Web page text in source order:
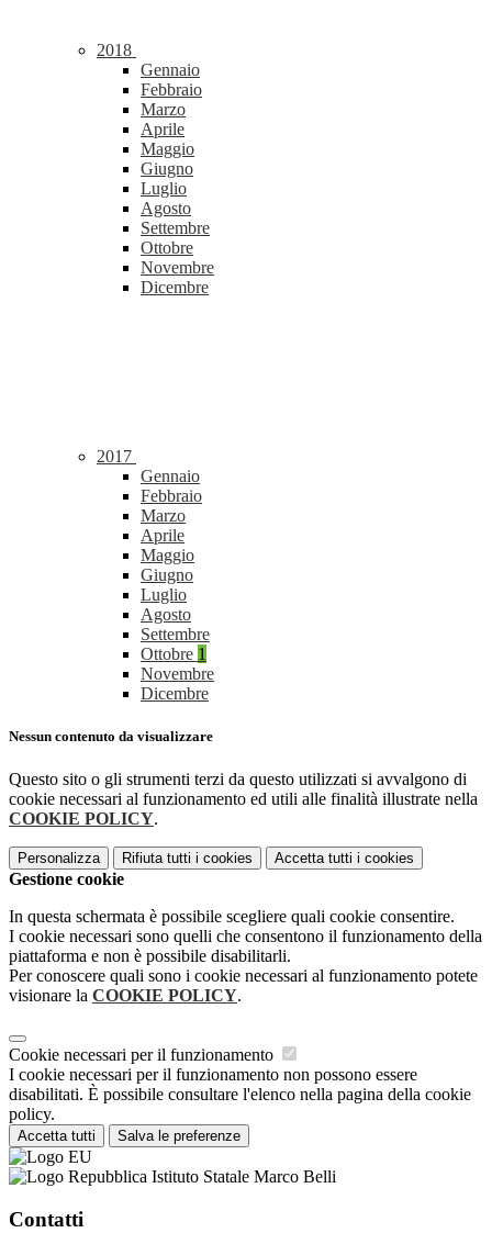
2018
Gennaio
Febbraio
Marzo
Aprile
Maggio
Giugno
Luglio
Agosto
Settembre
Ottobre
Novembre
Dicembre
2017
Gennaio
Febbraio
Marzo
Aprile
Maggio
Giugno
Luglio
Agosto
Settembre
Ottobre 1
Novembre
Dicembre
Nessun contenuto da visualizzare
Questo sito o gli strumenti terzi da questo utilizzati si avvalgono di
cookie necessari al funzionamento ed utili alle finalità illustrate nella
COOKIE POLICY.
Personalizza Rifiuta tutti i cookies Accetta tutti i cookies
Gestione cookie
In questa schermata è possibile scegliere quali cookie consentire.
I cookie necessari sono quelli che consentono il funzionamento della
piattaforma e non è possibile disabilitarli.
Per conoscere quali sono i cookie necessari al funzionamento potete
visionare la COOKIE POLICY.
Cookie necessari per il funzionamento
I cookie necessari per il funzionamento non possono essere
disabilitati. È possibile consultare l'elenco nella pagina della cookie
policy.
Accetta tutti Salva le preferenze
Istituto Statale Marco Belli
Contatti